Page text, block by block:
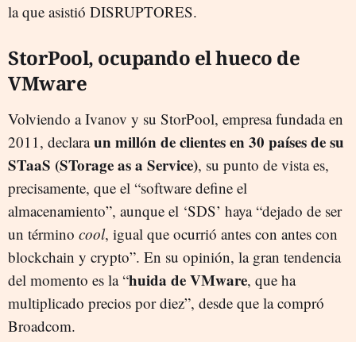
la que asistió DISRUPTORES.
StorPool, ocupando el hueco de
VMware
Volviendo a Ivanov y su StorPool, empresa fundada en
2011, declaraun millón de clientes en 30 países de su
STaaS (STorage as a Service), su punto de vista es,
precisamente, que el “software define el
almacenamiento”, aunque el ‘SDS’ haya “dejado de ser
un término cool, igual que ocurrió antes con antes con
blockchain y crypto”. En su opinión, la gran tendencia
del momento es la “huida de VMware, que ha
multiplicado precios por diez”, desde que la compró
Broadcom.